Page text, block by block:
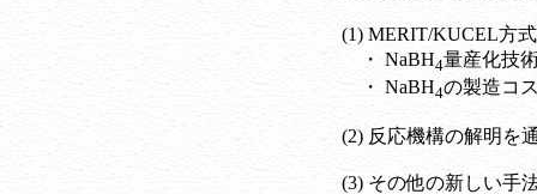
(1) MERIT/KUCEL方
・ NaBH4量産化技
・ NaBH4の製造コ
(2) 反応機構の解明を
(3) その他の新しい手